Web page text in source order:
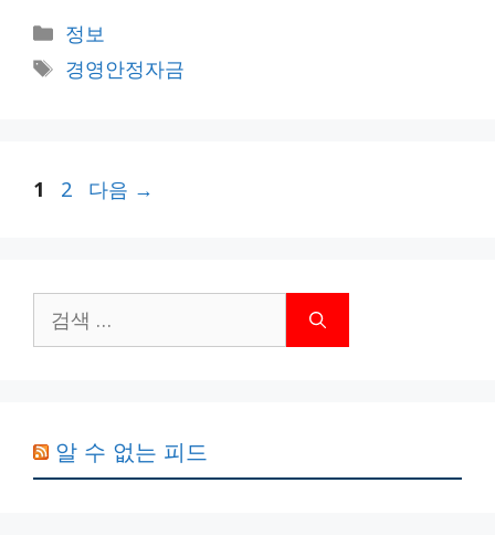
카
테
고
정보
태
경영안정자금
페
1
페
2 다음 →
색:
알 수 없는 피드